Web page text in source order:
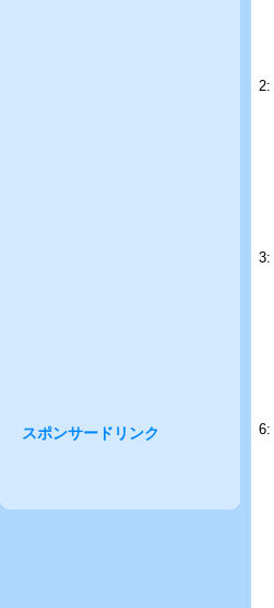
2:
3:
6:
スポンサードリンク